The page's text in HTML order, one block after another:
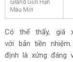
Grand Giới Hạn
Màu Mới
Có thể thấy, giá
với bản tiền
định là xứng đáng